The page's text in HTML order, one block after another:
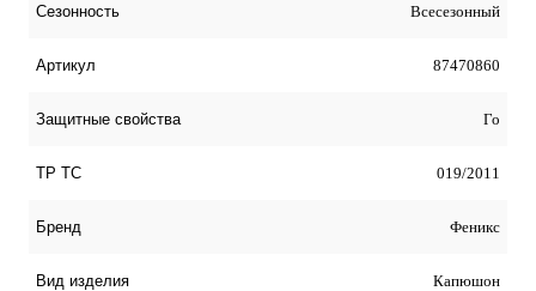
Сезонность Всесезонный
Артикул 87470860
Защитные свойства Го
ТР ТС 019/2011
Бренд Феникс
Вид изделия Капюшон